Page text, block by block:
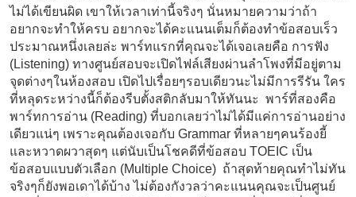
ไม่ได้เขียนผิด เขาให้เวลาเท่านี้จริงๆ นั่นหมายความว่าถ้า
อยากจะทำให้ครบ อยากจะได้คะแนนเต็มก็ต้องทำข้อสอบเร็ว
ประมาณหนึ่งเลยล่ะ พาร์ทแรกที่คุณจะได้เจอเลยคือ การฟัง
(Listening) ทางศูนย์สอบจะเปิดไฟล์เสียงผ่านลำโพงที่มีอยู่ตาม
จุดต่างๆในห้องสอบ เปิดไปเรื่อยๆรอบเดียวนะไม่มีการรีรัน ใคร
ที่หลุดระหว่างนี้ก็ต้องรีบตั้งสติกลับมาให้ทันนะ พาร์ที่สองคือ
พาร์ทการอ่าน (Reading) ที่บอกเลยว่าไม่ได้มีแค่การอ่านอย่าง
เดียวแน่ๆ เพราะคุณต้องเจอกับ Grammar ที่หลายๆคนร้องยี้
และหวาดผวาสุดๆ แต่นับเป็นโชคดีที่ข้อสอบ TOEIC เป็น
ข้อสอบแบบตัวเลือก (Multiple Choice) ถ้าสุดท้ายคุณทำไม่ทัน
จริงๆก็ยังพอเดาได้บ้าง ไม่ต้องกังวลว่าคะแนนคุณจะเป็นศูนย์